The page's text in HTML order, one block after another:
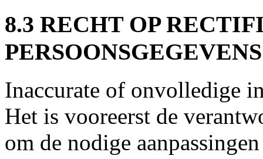
8.3 RECHT OP
PERSOONSGEGEVENS
Inaccurate of onvolledige
Het is vooreerst de
om de nodige